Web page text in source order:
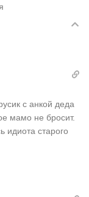
с анкой деда
мамо не бросит.
идиота старого